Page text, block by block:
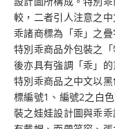
較，二者引人注意之
乖諸商標為「乖」之
特別乖商品外包裝之
後亦具有強調「乖」
特別乖商品之中文以
標編號1、編號2之白
裝之娃娃設計圖與乖